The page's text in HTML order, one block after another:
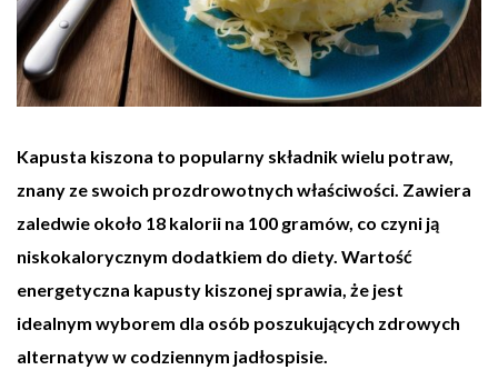
Kapusta kiszona to popularny składnik wielu potraw,
znany ze swoich prozdrowotnych właściwości. Zawiera
zaledwie około 18 kalorii na 100 gramów, co czyni ją
niskokalorycznym dodatkiem do diety. Wartość
energetyczna kapusty kiszonej sprawia, że jest
idealnym wyborem dla osób poszukujących zdrowych
alternatyw w codziennym jadłospisie.